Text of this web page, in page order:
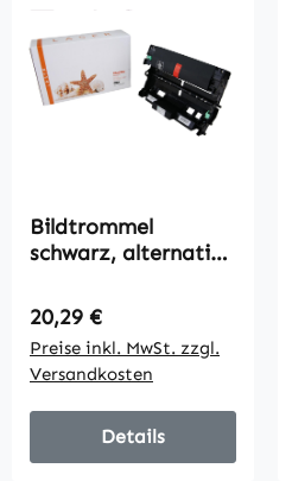
Bildtrommel
schwarz, alternativ
30000 Seiten
Regulärer Preis:
20,29 €
Preise inkl. MwSt. zzgl.
Versandkosten
Details